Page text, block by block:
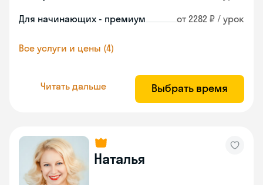
Для начинающих - премиум от 2282 ₽ / урок
Все услуги и цены (4)
Читать дальше Выбрать время
Наталья